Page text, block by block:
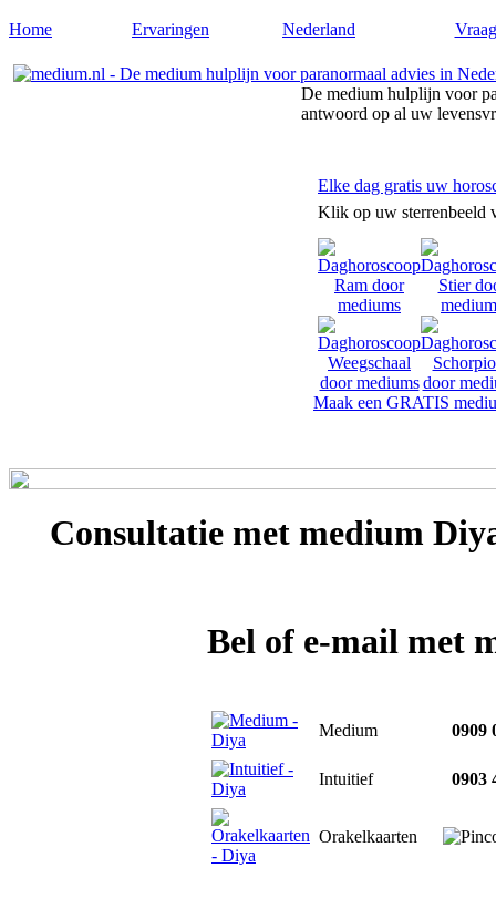
Home Ervaringen Nederland
De medium hulplijn voor
antwoord op al uw
Elke dag gratis uw
Klik op uw sterrenbeeld
Maak een GRATIS
Consultatie met medium
Bel of e-mail met
Medium 0909
Intuitief 0903
Orakelkaarten